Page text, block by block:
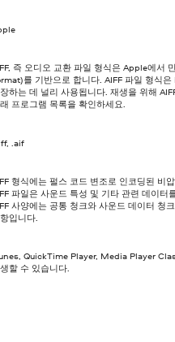
즉 오디오 교환 파일 형식은 Apple에서
를 기반으로 합니다. AIFF 파일 형식
하는 데 널리 사용됩니다. 재생을 위해
프로그램 목록을 확인하세요.
.aif
형식에는 펄스 코드 변조로 인코딩된 비
파일은 사운드 특성 및 기타 관련 데이터
사양에는 공통 청크와 사운드 데이터 청
입니다.
QuickTime Player, Media Player
할 수 있습니다.